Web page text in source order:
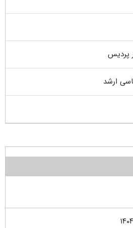
پردیس
ارشد